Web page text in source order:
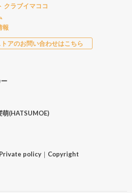
クラブイマココ
報
アのお問い合わせはこちら
萌(HATSUMOE)
Private policy｜ Copyright